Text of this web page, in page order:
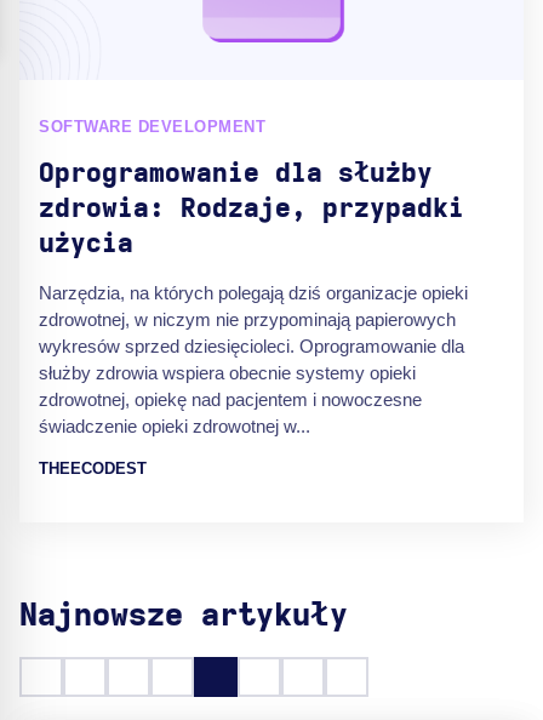
SOFTWARE DEVELOPMENT
Oprogramowanie dla służby
zdrowia: Rodzaje, przypadki
użycia
Narzędzia, na których polegają dziś organizacje opieki
zdrowotnej, w niczym nie przypominają papierowych
wykresów sprzed dziesięcioleci. Oprogramowanie dla
służby zdrowia wspiera obecnie systemy opieki
zdrowotnej, opiekę nad pacjentem i nowoczesne
świadczenie opieki zdrowotnej w...
THEECODEST
Najnowsze artykuły